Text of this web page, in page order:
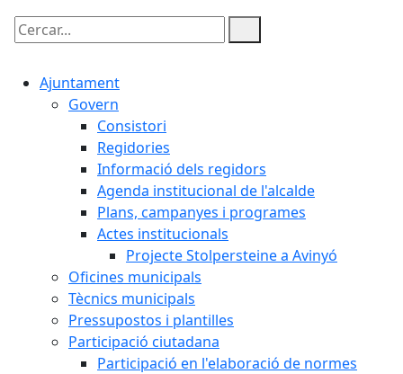
Cercar:
Ajuntament
Govern
Consistori
Regidories
Informació dels regidors
Agenda institucional de l'alcalde
Plans, campanyes i programes
Actes institucionals
Projecte Stolpersteine a Avinyó
Oficines municipals
Tècnics municipals
Pressupostos i plantilles
Participació ciutadana
Participació en l'elaboració de normes